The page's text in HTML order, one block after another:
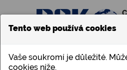
Tento web používá cookies
Vaše soukromí je důležité.
cookies níže.